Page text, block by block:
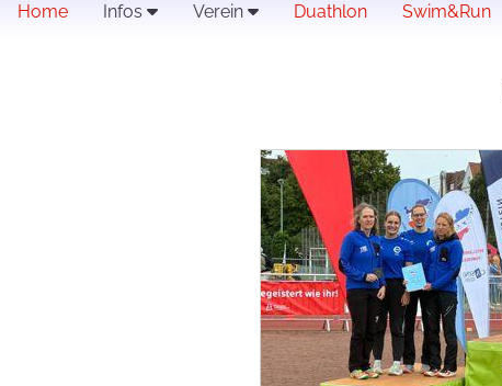
Home Infos Verein Duathlon Swim&Run